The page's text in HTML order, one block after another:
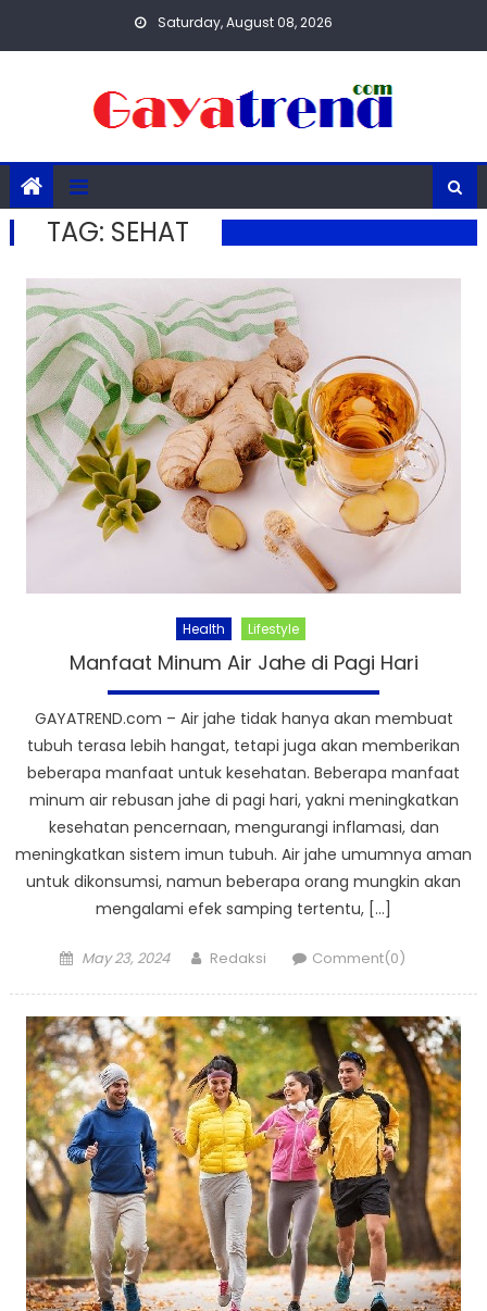
Saturday, August 08, 2026
TAG: SEHAT
Health Lifestyle
Manfaat Minum Air Jahe di Pagi Hari
GAYATREND.com – Air jahe tidak hanya akan membuat
tubuh terasa lebih hangat, tetapi juga akan memberikan
beberapa manfaat untuk kesehatan. Beberapa manfaat
minum air rebusan jahe di pagi hari, yakni meningkatkan
kesehatan pencernaan, mengurangi inflamasi, dan
meningkatkan sistem imun tubuh. Air jahe umumnya aman
untuk dikonsumsi, namun beberapa orang mungkin akan
mengalami efek samping tertentu, […]
Posted
May 23, 2024 Author
Redaksi Comment(0)